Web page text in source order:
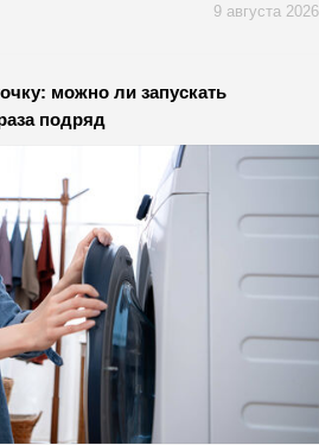
9 августа 2026
можно ли запускать
подряд